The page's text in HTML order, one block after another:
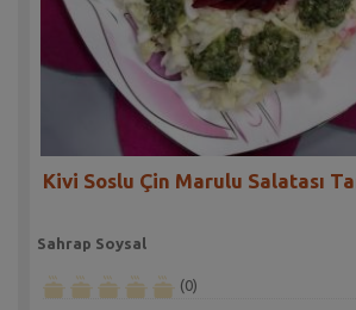
Kivi Soslu Çin Marulu Salatası
Sahrap Soysal
(0)